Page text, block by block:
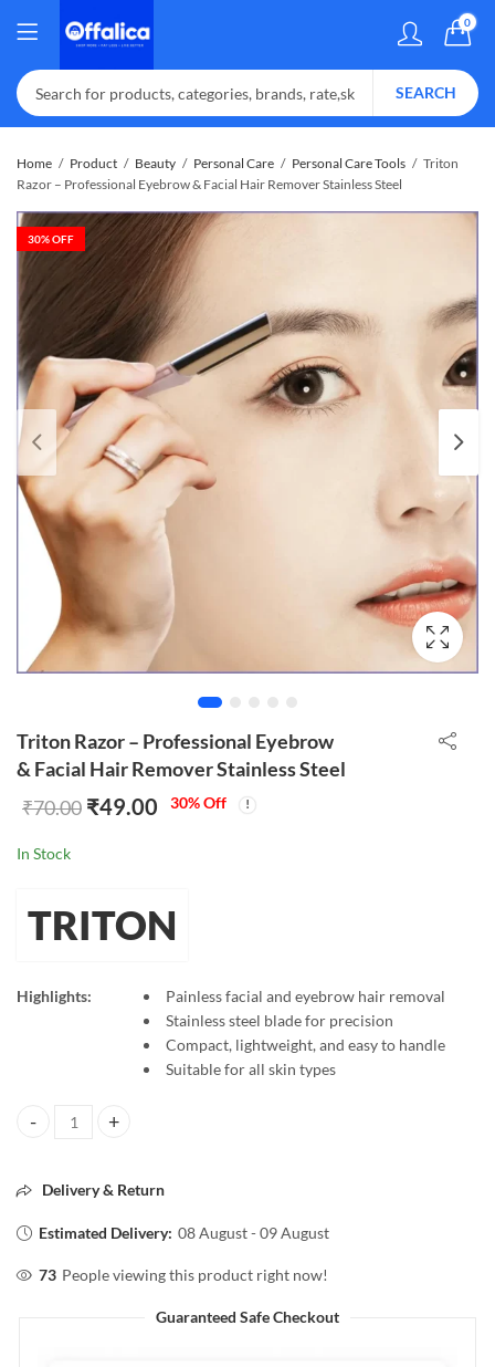
0
SEARCH
Home Product Beauty Personal Care Personal Care Tools
Triton
Razor – Professional Eyebrow & Facial Hair Remover Stainless Steel
30% OFF
Triton Razor – Professional Eyebrow
& Facial Hair Remover Stainless Steel
₹70.00 ₹49.00 30% Off
In Stock
TRITON
Highlights:
Painless facial and eyebrow hair removal
Stainless steel blade for precision
Compact, lightweight, and easy to handle
Suitable for all skin types
Triton Razor – Professional Eyebrow & Facial Hair Remover
Delivery & Return
Estimated Delivery: 08 August - 09 August
73 People viewing this product right now!
Guaranteed Safe Checkout